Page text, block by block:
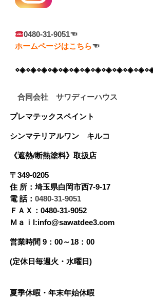
0480-31-9051☜
ホームページはこちら☜
合同会社 サワディーハウス
プレマテックスペイント
シンマテリアルワン キルコ
《遮熱/断熱塗料》 取扱店
〒349-0205
住 所：埼玉県白岡市西7-9-17
電 話： 0480-31-9051
ＦＡＸ：0480-31-9052
Ｍａｉl:info@sawatdee3.com
営業時間 9：00～18：00
(定休日毎週火・水曜日)
夏季休暇・年末年始休暇